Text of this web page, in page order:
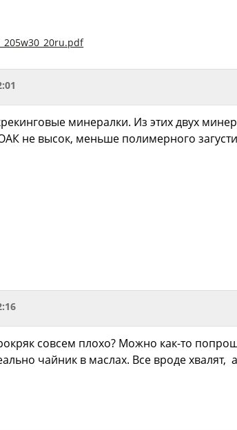
минералки. Из этих двух
не высок, меньше полимерного
совсем плохо? Можно как-то
чайник в маслах. Все вроде хвалят,